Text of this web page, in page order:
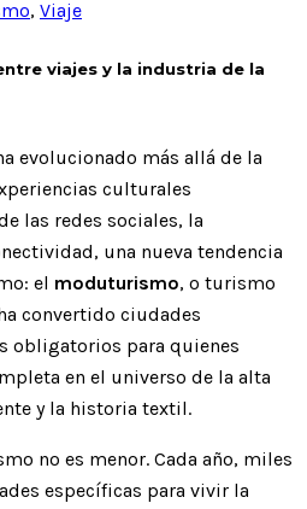
, Viaje
viajes y la industria de la
evolucionado más allá de la
culturales
las redes sociales, la
una nueva tendencia
el moduturismo, o turismo
convertido ciudades
obligatorios para quienes
en el universo de la alta
y la historia textil.
no es menor. Cada año, miles
específicas para vivir la